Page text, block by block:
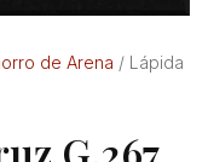
de Arena / Lápida